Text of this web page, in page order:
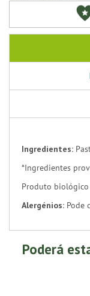
Ingredientes:
*Ingredientes
Produto
Alergénios: Pode
Poderá